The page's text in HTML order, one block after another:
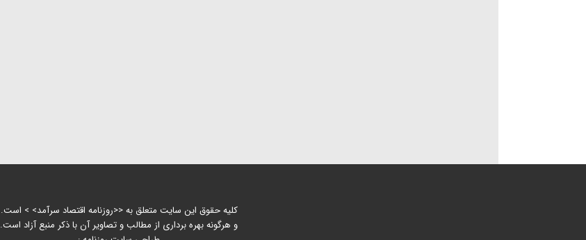
کلیه حقوق این سایت متعلق به <<روزنامه اقتصاد سرآمد> > است.
و هرگونه بهره برداری از مطالب و تصاویر آن با ذکر منبع آزاد است.